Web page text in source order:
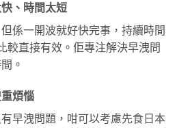
、時間太短
係一開波就好快完事，持續時間
較直接有效。佢專注解決早洩問
。
煩惱
早洩問題，咁可以考慮先食日本